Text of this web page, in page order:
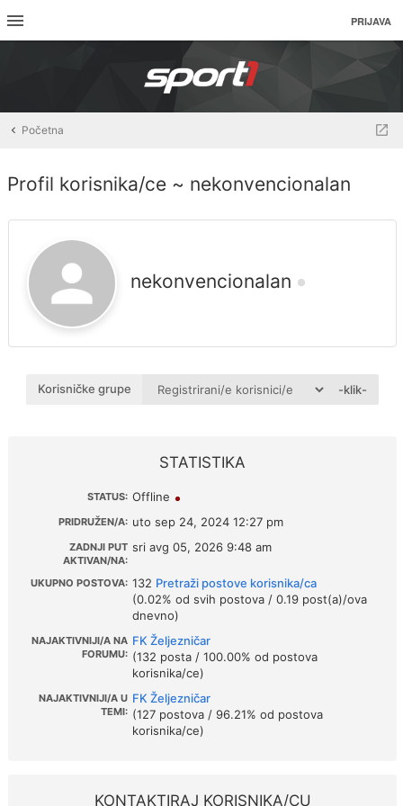
PRIJAVA
Početna
Profil korisnika/ce ~ nekonvencionalan
nekonvencionalan
Korisničke grupe -klik-
STATISTIKA
STATUS: Offline
PRIDRUŽEN/A: uto sep 24, 2024 12:27 pm
ZADNJI PUT
AKTIVAN/NA:
sri avg 05, 2026 9:48 am
UKUPNO POSTOVA: 132 Pretraži postove korisnika/ca
(0.02% od svih postova / 0.19 post(a)/ova
dnevno)
NAJAKTIVNIJI/A NA
FORUMU:
FK Željezničar
(132 posta / 100.00% od postova
korisnika/ce)
NAJAKTIVNIJI/A U
TEMI:
FK Željezničar
(127 postova / 96.21% od postova
korisnika/ce)
KONTAKTIRAJ KORISNIKA/CU